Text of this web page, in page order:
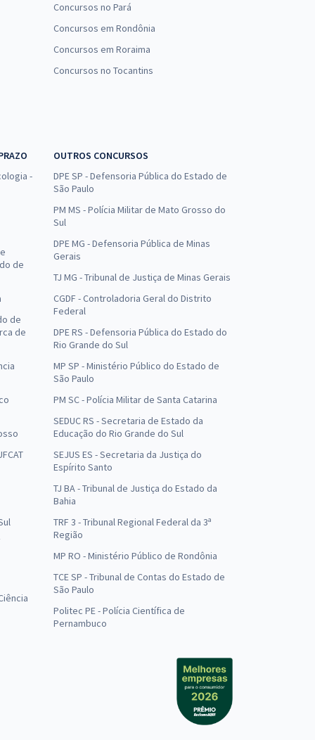
Concursos no Pará
Concursos em Rondônia
Concursos em Roraima
Concursos no Tocantins
-
de
de
de
OUTROS CONCURSOS
DPE SP - Defensoria Pública do Estado de
São Paulo
PM MS - Polícia Militar de Mato Grosso do
Sul
DPE MG - Defensoria Pública de Minas
Gerais
TJ MG - Tribunal de Justiça de Minas Gerais
CGDF - Controladoria Geral do Distrito
Federal
DPE RS - Defensoria Pública do Estado do
Rio Grande do Sul
MP SP - Ministério Público do Estado de
São Paulo
PM SC - Polícia Militar de Santa Catarina
SEDUC RS - Secretaria de Estado da
Educação do Rio Grande do Sul
SEJUS ES - Secretaria da Justiça do
Espírito Santo
TJ BA - Tribunal de Justiça do Estado da
Bahia
TRF 3 - Tribunal Regional Federal da 3ª
Região
MP RO - Ministério Público de Rondônia
TCE SP - Tribunal de Contas do Estado de
São Paulo
Politec PE - Polícia Científica de
Pernambuco